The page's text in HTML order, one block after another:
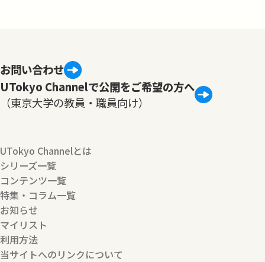
お問い合わせ
UTokyo Channelで公開をご希望の方へ
（東京大学の教員・職員向け）
UTokyo Channelとは
シリーズ一覧
コンテンツ一覧
特集・コラム一覧
お知らせ
マイリスト
利用方法
当サイトへのリンクについて